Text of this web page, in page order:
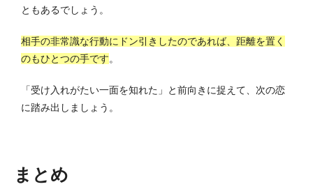
ともあるでしょう。
相手の非常識な行動にドン引きしたのであれば、距離を置く
のもひとつの手です。
「受け入れがたい一面を知れた」と前向きに捉えて、次の恋
に踏み出しましょう。
まとめ